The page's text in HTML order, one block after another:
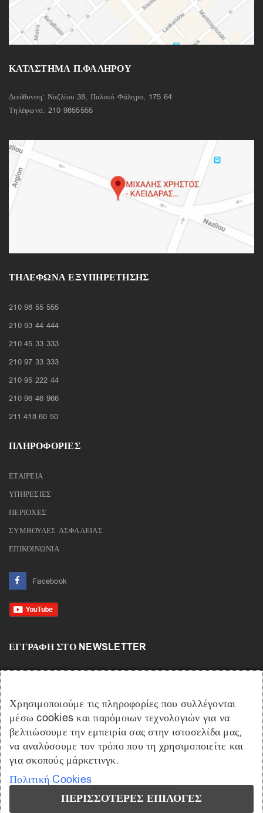
ΚΑΤΑΣΤΗΜΑ Π.ΦΑΛΗΡΟΥ
Διεύθυνση: Ναζλίου 38, Παλαιό Φάληρο, 175 64
Τηλέφωνο: 210 9855555
ΤΗΛΈΦΩΝΑ ΕΞΥΠΗΡΈΤΗΣΗΣ
210 98 55 555
210 93 44 444
210 45 33 333
210 97 33 333
210 95 222 44
210 96 46 966
211 418 60 50
ΠΛΗΡΟΦΟΡΙΕΣ
ΕΤΑΙΡΕΙΑ
ΥΠΗΡΕΣΙΕΣ
ΠΕΡΙΟΧΕΣ
ΣΥΜΒΟΥΛΕΣ ΑΣΦΑΛΕΙΑΣ
ΕΠΙΚΟΙΝΩΝΙΑ
Facebook
ΕΓΓΡΑΦΉ ΣΤΟ NEWSLETTER
Χρησιμοποιούμε τις πληροφορίες που συλλέγονται
μέσω cookies και παρόμοιων τεχνολογιών για να
βελτιώσουμε την εμπειρία σας στην ιστοσελίδα μας,
να αναλύσουμε τον τρόπο που τη χρησιμοποιείτε και
για σκοπούς μάρκετινγκ.
Πολιτική Cookies
ΠΕΡΙΣΣΌΤΕΡΕΣ ΕΠΙΛΟΓΈΣ